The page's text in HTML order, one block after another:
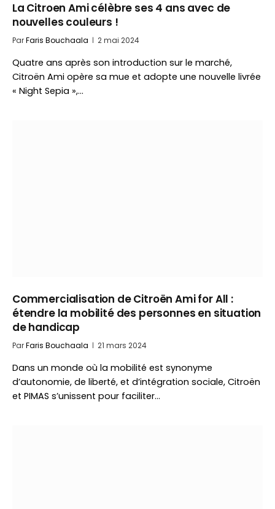
La Citroen Ami célèbre ses 4 ans avec de
nouvelles couleurs !
ParFaris Bouchaala 2 mai 2024
Quatre ans après son introduction sur le marché,
Citroën Ami opère sa mue et adopte une nouvelle livrée
« Night Sepia »,…
Commercialisation de Citroën Ami for All :
étendre la mobilité des personnes en situation
de handicap
ParFaris Bouchaala 21 mars 2024
Dans un monde où la mobilité est synonyme
d’autonomie, de liberté, et d’intégration sociale, Citroën
et PIMAS s’unissent pour faciliter…